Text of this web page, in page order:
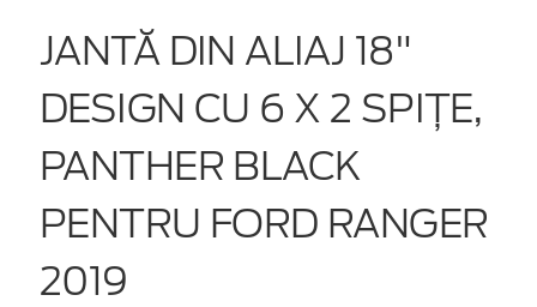
JANTĂ DIN ALIAJ 18"
DESIGN CU 6 X 2 SPIȚE,
PANTHER BLACK
PENTRU FORD RANGER
2019